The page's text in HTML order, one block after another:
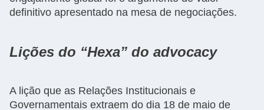
definitivo apresentado na mesa de negociações.
Lições do “Hexa” do advocacy
A lição que as Relações Institucionais e
Governamentais extraem do dia 18 de maio de